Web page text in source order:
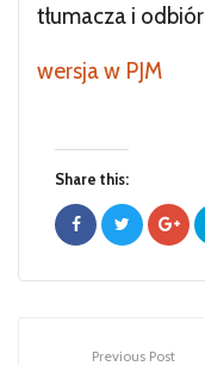
tłumacza i
wersja w PJM
Share this:
Previous Post